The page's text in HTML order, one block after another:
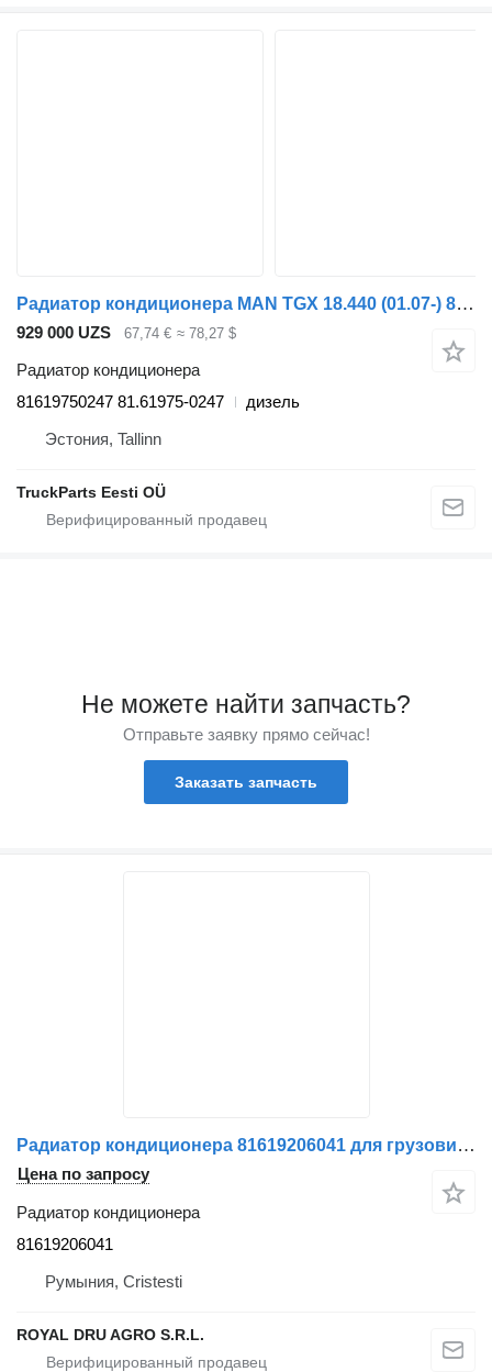
Радиатор кондиционера MAN TGX 18.440 (01.07-) 81619750247 для тягача MAN TGL, TGM, TGS, TGX (2005-2021)
929 000 UZS 67,74 € ≈ 78,27 $
Радиатор кондиционера
81619750247 81.61975-0247
дизель
Эстония, Tallinn
TruckParts Eesti OÜ
Не можете найти запчасть?
Отправьте заявку прямо сейчас!
Заказать запчасть
Радиатор кондиционера 81619206041 для грузовика MAN
Цена по запросу
Радиатор кондиционера
81619206041
Румыния, Cristesti
ROYAL DRU AGRO S.R.L.